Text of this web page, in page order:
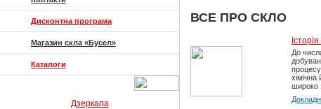
Дисконтна програма
Магазин скла «Бусел»
Каталоги
Дзеркала
ВСЕ ПРО СКЛО
До
хімічна
широко